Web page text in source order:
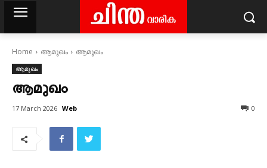
Home ആമുഖം ആമുഖം
ആമുഖം
ആമുഖം
17 March 2026 Web 0